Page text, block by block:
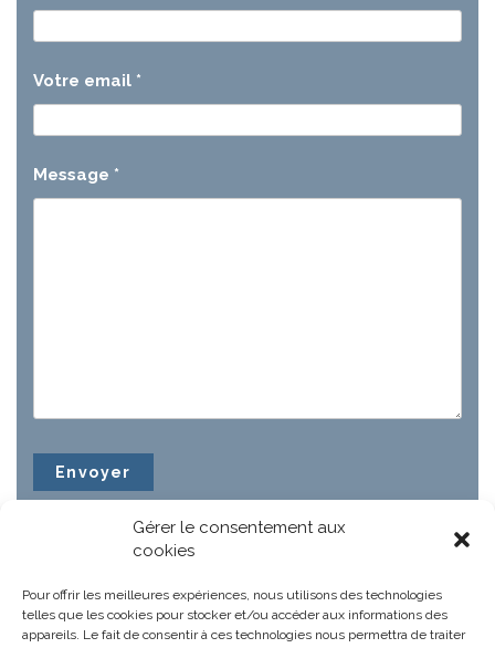
Gérer le consentement aux
cookies
Pour offrir les meilleures expériences, nous utilisons des technologies
telles que les cookies pour stocker et/ou accéder aux informations des
appareils. Le fait de consentir à ces technologies nous permettra de traiter
Votre email *
Message *